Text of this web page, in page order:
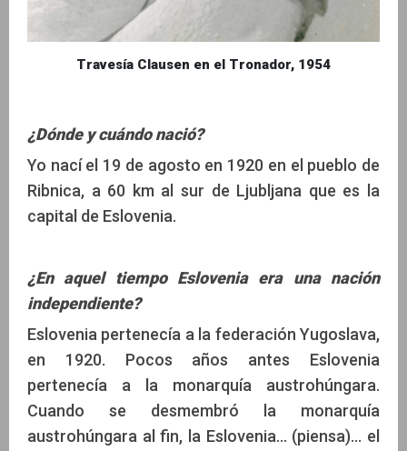
Travesía Clausen en el Tronador, 1954
¿Dónde y cuándo nació?
Yo nací el 19 de agosto en 1920 en el pueblo de
Ribnica, a 60 km al sur de Ljubljana que es la
capital de Eslovenia.
¿En aquel tiempo Eslovenia era una nación
independiente?
Eslovenia pertenecía a la federación Yugoslava,
en 1920. Pocos años antes Eslovenia
pertenecía a la monarquía austrohúngara.
Cuando se desmembró la monarquía
austrohúngara al fin, la Eslovenia… (piensa)… el